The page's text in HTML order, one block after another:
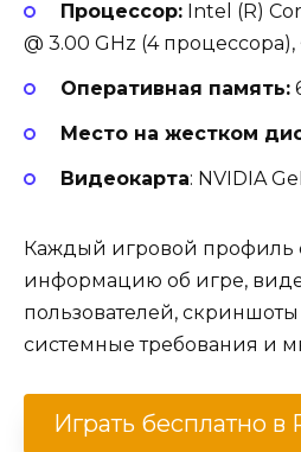
Процессор:Intel (R)
@ 3.00 GHz (4 процессора),
Оперативная память:
Место на жестком
Видеокарта: NVIDIA
Каждый игровой профиль
информацию об игре,
пользователей,
системные требования и
Играть бесплатно в